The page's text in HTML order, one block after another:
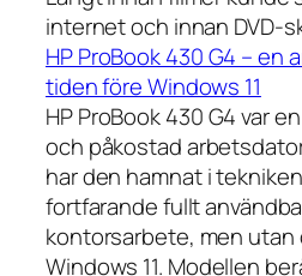
internet och innan DVD-
HP ProBook 430 G4 – en
tiden före Windows 11
HP ProBook 430 G4 var
och påkostad
har den hamnat i
fortfarande fullt
kontorsarbete, men
Windows 11. Modellen